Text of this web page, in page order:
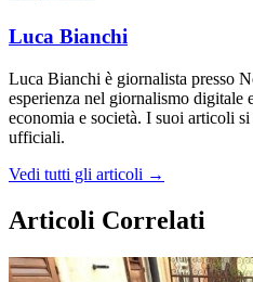
Luca Bianchi
Luca Bianchi è giornalista presso
esperienza nel giornalismo digitale
economia e società. I suoi articoli
ufficiali.
Vedi tutti gli articoli →
Articoli Correlati